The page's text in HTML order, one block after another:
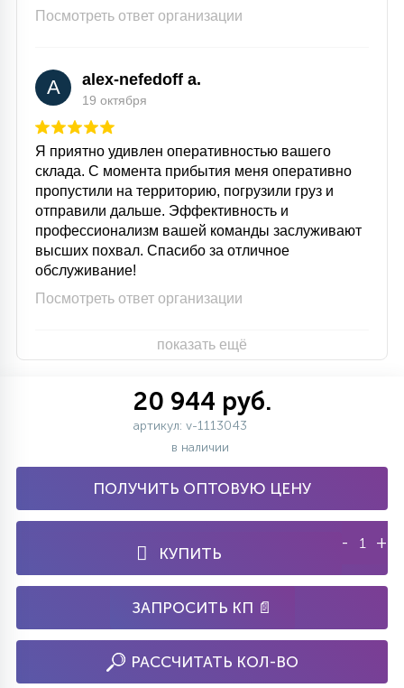
Посмотреть ответ организации
A alex-nefedoff a.
19 октября
Я приятно удивлен оперативностью вашего
склада. С момента прибытия меня оперативно
пропустили на территорию, погрузили груз и
отправили дальше. Эффективность и
профессионализм вашей команды заслуживают
высших похвал. Спасибо за отличное
обслуживание!
Посмотреть ответ организации
показать ещё
20 944 руб.
артикул: v-1113043
в наличии
ПОЛУЧИТЬ ОПТОВУЮ ЦЕНУ
КУПИТЬ
- +
ЗАПРОСИТЬ КП 📄
РАССЧИТАТЬ КОЛ-ВО